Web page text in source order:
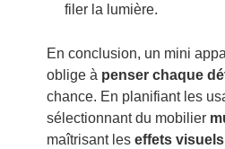
filer la lumière.
En conclusion, un mini
oblige à penser chaque
chance. En planifiant les
sélectionnant du mobilier
maîtrisant les effets visuels